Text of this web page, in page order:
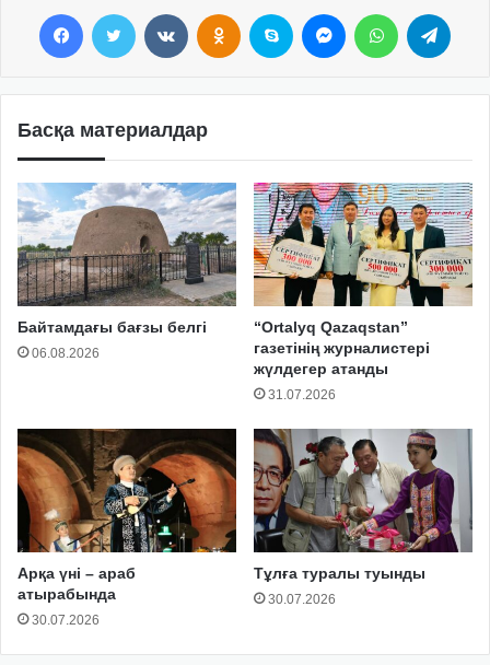
Басқа материалдар
Байтамдағы бағзы белгі
06.08.2026
“Ortalyq Qazaqstan”
газетінің журналистері
жүлдегер атанды
31.07.2026
Арқа үні – араб
атырабында
30.07.2026
Тұлға туралы туынды
30.07.2026